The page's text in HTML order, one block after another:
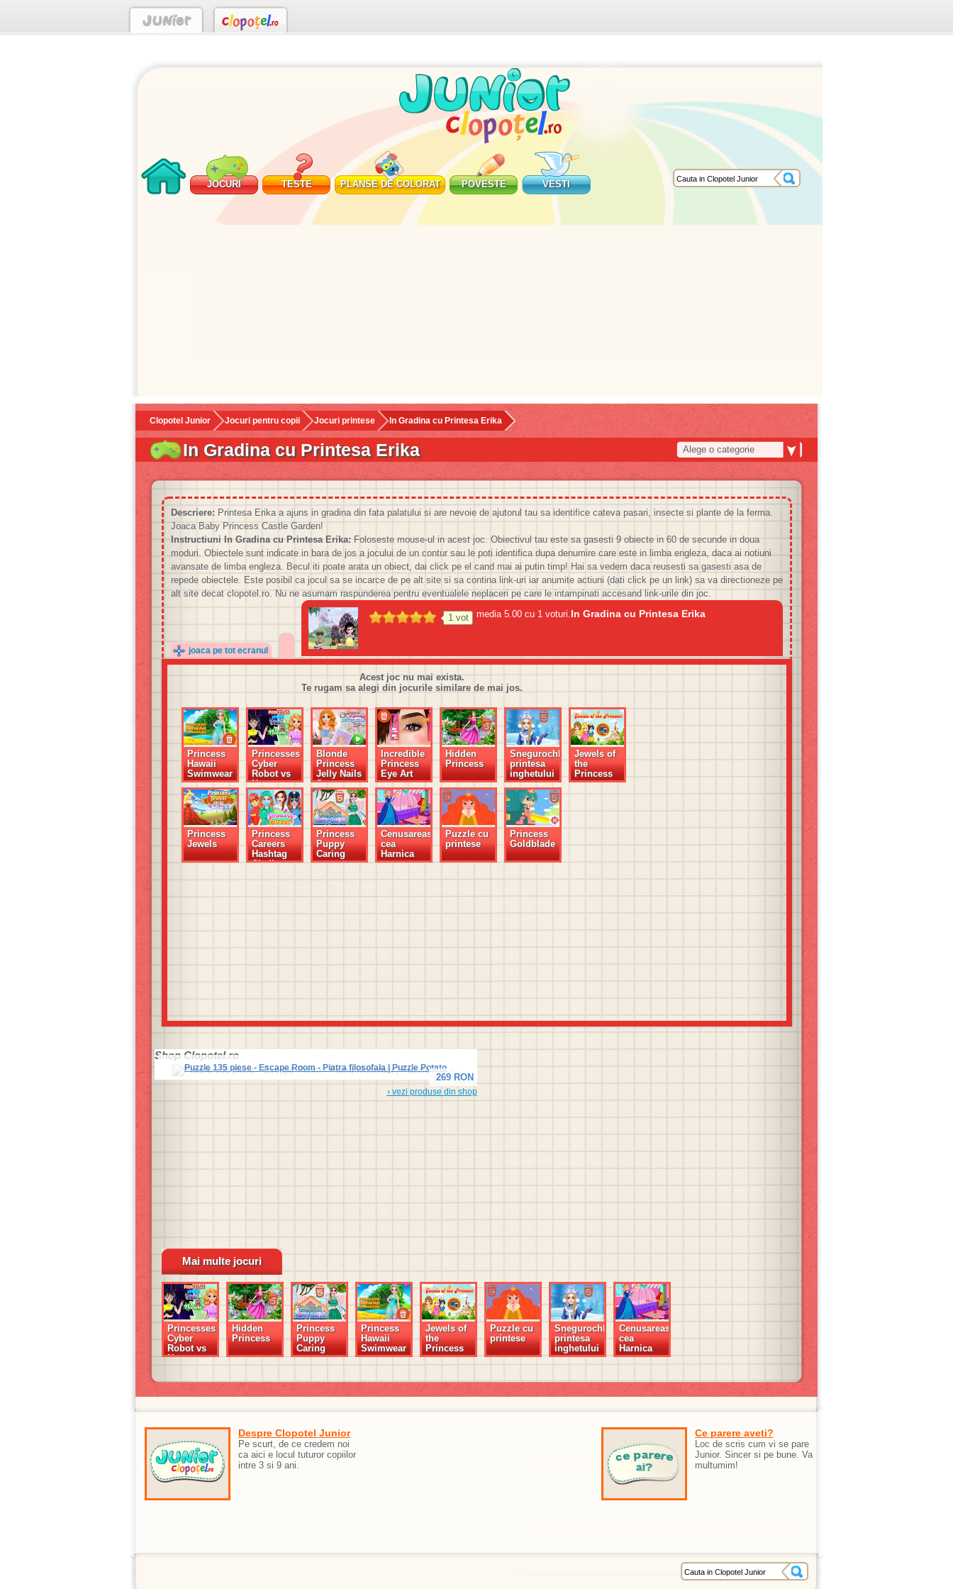
JOCURI TESTE PLANSE DE COLORAT POVESTE VESTI
Clopotel Junior Jocuri pentru copii Jocuri printese In Gradina cu Printesa Erika
In Gradina cu Printesa Erika Alege o categorie
Descriere: Printesa Erika a ajuns in gradina din fata palatului si are nevoie de ajutorul tau sa identifice cateva pasari, insecte si plante de la ferma.
Joaca Baby Princess Castle Garden!
Instructiuni In Gradina cu Printesa Erika:Foloseste mouse-ul in acest joc. Obiectivul tau este sa gasesti 9 obiecte in 60 de secunde in doua
moduri. Obiectele sunt indicate in bara de jos a jocului de un contur sau le poti identifica dupa denumire care este in limba engleza, daca ai notiuni
avansate de limba engleza. Becul iti poate arata un obiect, dai click pe el cand mai ai putin timp! Hai sa vedem daca reusesti sa gasesti asa de
repede obiectele. Este posibil ca jocul sa se incarce de pe alt site si sa contina link-uri iar anumite actiuni (dati click pe un link) sa va directioneze pe
alt site decat clopotel.ro. Nu ne asumam raspunderea pentru eventualele neplaceri pe care le intampinati accesand link-urile din joc.
joaca pe tot ecranul
In Gradina cu Printesa Erika
1 vot media 5.00 cu 1 voturi.
Acest joc nu mai exista.
Te rugam sa alegi din jocurile similare de mai jos.
Princess
Hawaii
Swimwear
Princesses
Cyber
Robot vs
Nature
Blonde
Princess
Jelly Nails
Spa
Incredible
Princess
Eye Art
Hidden
Princess
Snegurochka,
printesa
inghetului
Jewels of
the
Princess
Princess
Jewels
Princess
Careers
Hashtag
Challenge
Princess
Puppy
Caring
Cenusareasa
cea
Harnica
Puzzle cu
printese
Princess
Goldblade
Shop Clopotel.ro
Puzzle 135 piese - Escape Room - Piatra filosofala | Puzzle Potato
269 RON
› vezi produse din shop
Mai multe jocuri
Princesses
Cyber
Robot vs
Nature
Hidden
Princess
Princess
Puppy
Caring
Princess
Hawaii
Swimwear
Jewels of
the
Princess
Puzzle cu
printese
Snegurochka,
printesa
inghetului
Cenusareasa
cea
Harnica
Despre Clopotel Junior
Pe scurt, de ce credem noi
ca aici e locul tuturor copiilor
intre 3 si 9 ani.
Ce parere aveti?
Loc de scris cum vi se pare
Junior. Sincer si pe bune. Va
multumim!